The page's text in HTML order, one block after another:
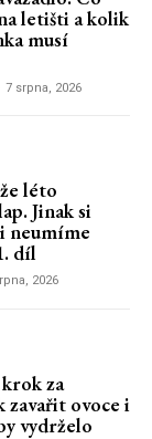
letišti a kolik
musí
7 srpna, 2026
léto
Jinak si
neumíme
díl
2026
za
zavařit ovoce i
vydrželo